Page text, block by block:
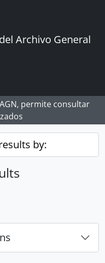
Archivo General
permite consultar
by: